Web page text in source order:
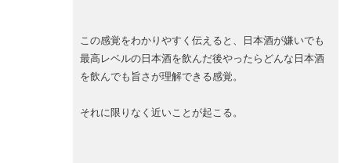
この感覚をわかりやすく伝えると、日本酒が嫌いでも
最高レベルの日本酒を飲んだ後やったらどんな日本酒
を飲んでも旨さが理解できる感覚。
それに限りなく近いことが起こる。